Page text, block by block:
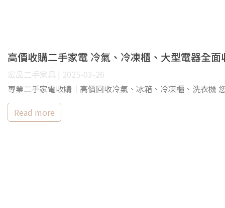
高價收購二手家電 冷氣、冷凍櫃、大型電器全面
宏品二手家具 | 2025-03-26
專業二手家電收購｜高價回收冷氣、冰箱、冷凍櫃、洗衣機
Read more